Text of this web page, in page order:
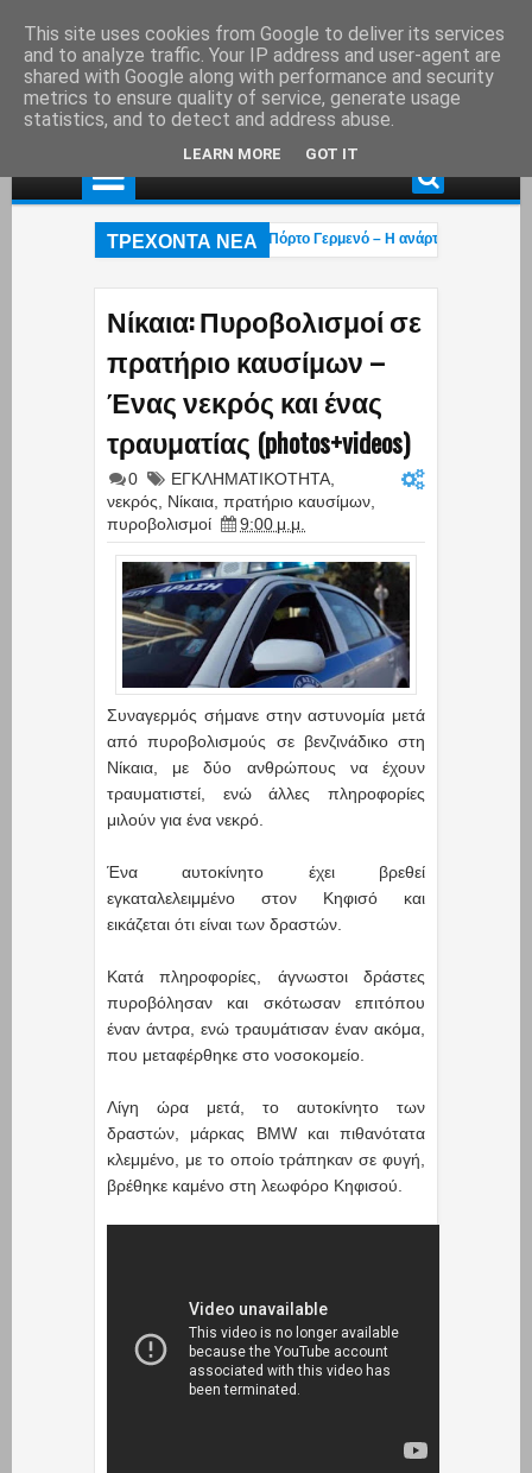
ΤΡΕΧΟΝΤΑ ΝΕΑ
Στάχτη το εξοχικό του ηθοποιού στο Πόρτο Γερμενό – Η ανάρτηση του γιου
Νίκαια: Πυροβολισμοί σε
πρατήριο καυσίμων –
Ένας νεκρός και ένας
τραυματίας (photos+videos)
0 ΕΓΚΛΗΜΑΤΙΚΟΤΗΤΑ
νεκρός
Νίκαια πρατήριο καυσίμων
πυροβολισμοί
9:00 μ.μ.
Συναγερμός σήμανε στην αστυνομία μετά
από πυροβολισμούς σε βενζινάδικο στη
Νίκαια, με δύο ανθρώπους να έχουν
τραυματιστεί, ενώ άλλες πληροφορίες
μιλούν για ένα νεκρό.
Ένα αυτοκίνητο έχει βρεθεί
εγκαταλελειμμένο στον Κηφισό και
εικάζεται ότι είναι των δραστών.
Κατά πληροφορίες, άγνωστοι δράστες
πυροβόλησαν και σκότωσαν επιτόπου
έναν άντρα, ενώ τραυμάτισαν έναν ακόμα,
που μεταφέρθηκε στο νοσοκομείο.
Λίγη ώρα μετά, το αυτοκίνητο των
δραστών, μάρκας BMW και πιθανότατα
κλεμμένο, με το οποίο τράπηκαν σε φυγή,
βρέθηκε καμένο στη λεωφόρο Κηφισού.
This site uses cookies from Google to deliver its services
and to analyze traffic. Your IP address and user-agent are
shared with Google along with performance and security
metrics to ensure quality of service, generate usage
statistics, and to detect and address abuse.
LEARN MORE GOT IT